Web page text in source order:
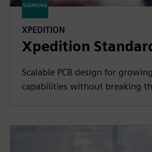
XPEDITION
Xpedition
Scalable PCB design for
capabilities without breaking